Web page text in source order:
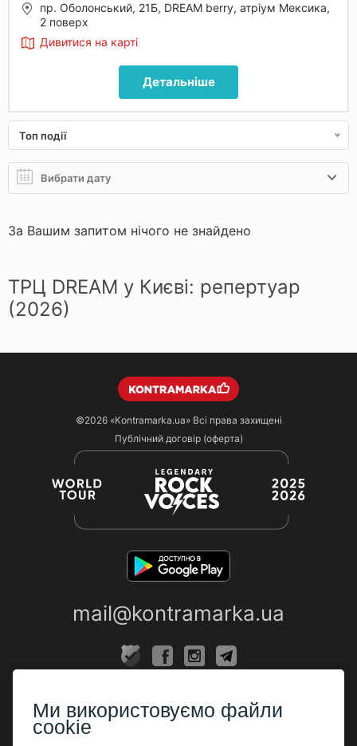
пр. Оболонський, 21Б, DREAM berry, атріум Мексика,
2 поверх
Дивитися на карті
Детальніше
Топ події
За Вашим запитом нічого не знайдено
ТРЦ DREAM у Києві: репертуар
(2026)
©2026 «Kontramarka.ua»Всі права захищені
Публічний договір (оферта)
mail@kontramarka.ua
Каси
Ми використовуємо файли
cookie